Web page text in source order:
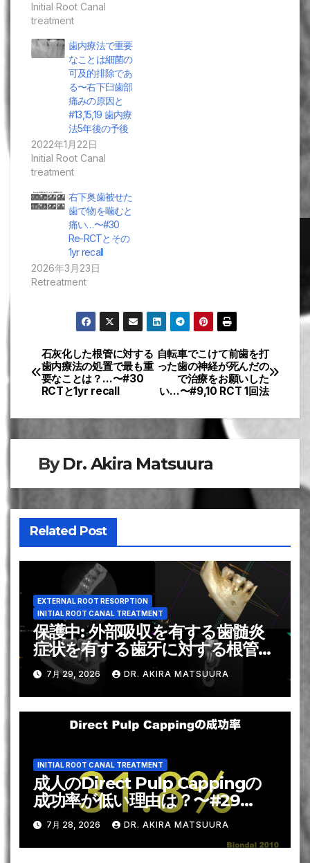
Initial Root Canal
treatment
歯内療法で重要
なことは細菌の
可及的排除であ
る〜右下臼歯部
痛みの原因と
#13,15,19 歯内療
法5年後の予後
2022年1月22日
Initial Root Canal
treatment
右下奥歯被せた
歯で物を噛むと
痛い…〜#30
Re-RCTとその
1yr recall
2026年3月23日
Retreatment
投
稿
ナ
ビ
ゲ
ー
シ
ョ
ン
自転車でこけて前歯を打
った歯の神経が死んだの
で治療をお願いした
い…〜#9,10 RCT 1回法
石灰化した根管に対する
歯内療法の処置で最も重
要なことは？…〜#30
RCTと1yr recall
ByDr. Akira Matsuura
Related Post
EXTERNAL ROOT RESORPTION
INITIAL ROOT CANAL TREATMENT
保護中: 外部吸収を有する歯髄炎
症状を有する歯牙に対する根管形
成方法とは？〜#30 RCT+Core
build up 1回法
7月 29, 2026 DR. AKIRA MATSUURA
INITIAL ROOT CANAL TREATMENT
成人のDirect Pulp Cappingの
成功率が低い理由は？〜#29
RCT 1回法
7月 28, 2026 DR. AKIRA MATSUURA